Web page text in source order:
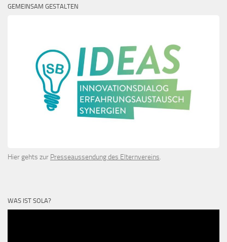
GEMEINSAM GESTALTEN
Hier gehts zur Presseaussendung des Elternvereins.
WAS IST SOLA?